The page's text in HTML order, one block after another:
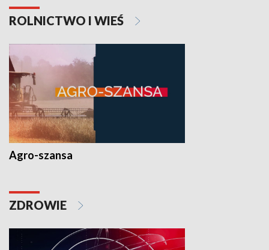
ROLNICTWO I WIEŚ
Agro-szansa
ZDROWIE